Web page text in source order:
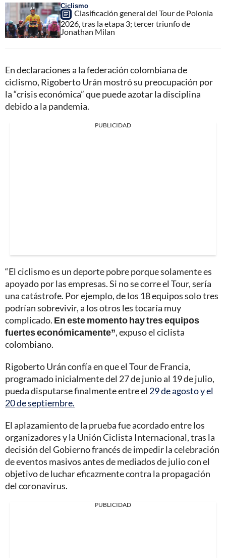
Ciclismo
Clasificación general del Tour de Polonia
2026, tras la etapa 3; tercer triunfo de
Jonathan Milan
En declaraciones a la federación colombiana de
ciclismo, Rigoberto Urán mostró su preocupación por
la “crisis económica” que puede azotar la disciplina
debido a la pandemia.
PUBLICIDAD
“El ciclismo es un deporte pobre porque solamente es
apoyado por las empresas. Si no se corre el Tour, sería
una catástrofe. Por ejemplo, de los 18 equipos solo tres
podrían sobrevivir, a los otros les tocaría muy
complicado. En este momento hay tres equipos
fuertes económicamente”, expuso el ciclista
colombiano.
Rigoberto Urán confía en que el Tour de Francia,
programado inicialmente del 27 de junio al 19 de julio,
pueda disputarse finalmente entre el 29 de agosto y el
20 de septiembre.
El aplazamiento de la prueba fue acordado entre los
organizadores y la Unión Ciclista Internacional, tras la
decisión del Gobierno francés de impedir la celebración
de eventos masivos antes de mediados de julio con el
objetivo de luchar eficazmente contra la propagación
del coronavirus.
PUBLICIDAD